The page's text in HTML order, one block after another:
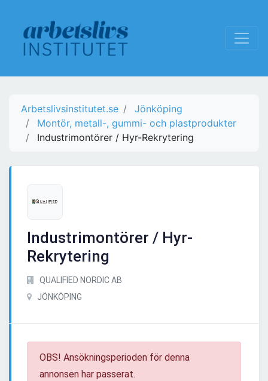
Arbetslivsinstitutet.se
Jönköping
Montör, metall-, gummi- och plastprodukter
Industrimontörer / Hyr-Rekrytering
Industrimontörer / Hyr-
Rekrytering
QUALIFIED NORDIC AB
JÖNKÖPING
OBS! Ansökningsperioden för denna
annonsen har passerat.